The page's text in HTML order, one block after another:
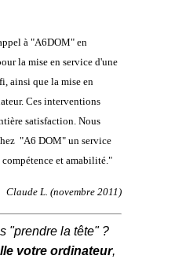
à "A6DOM" en
la mise en service d'une
ainsi que la mise en
Ces interventions
satisfaction. Nous
"A6 DOM" un service
et amabilité."
Claude L. (novembre 2011)
"prendre la tête" ?
votre ordinateur,